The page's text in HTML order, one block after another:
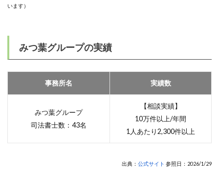
います）
みつ葉グループの実績
事務所名 実績数
みつ葉グループ
司法書士数：43名
【相談実績】
10万件以上/年間
1人あたり2,300件以上
出典： 公式サイト 参照日：2026/1/29